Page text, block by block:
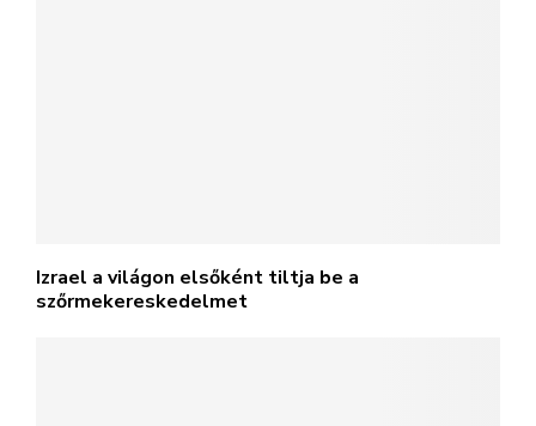
Izrael a világon elsőként tiltja be a
szőrmekereskedelmet